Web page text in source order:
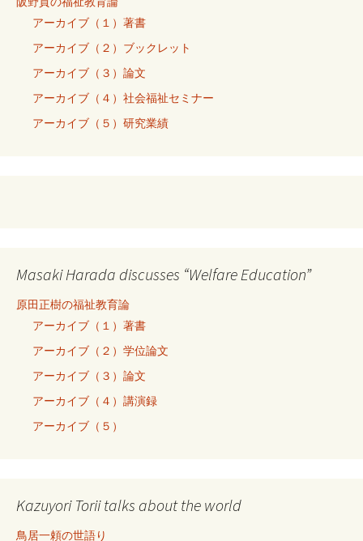
アーカイブ（１）著書
アーカイブ（２）ブックレット
アーカイブ（３）論文
アーカイブ（４）社会福祉セミナー
アーカイブ（５）研究業績
Masaki Harada discusses “Welfare Education”
原田正樹の福祉教育論
アーカイブ（１）著書
アーカイブ（２）学位論文
アーカイブ（３）論文
アーカイブ（４）講演録
アーカイブ（５）
Kazuyori Torii talks about the world
鳥居一頼の世語り